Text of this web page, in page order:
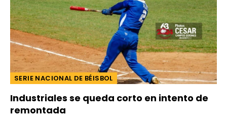
SERIE NACIONAL DE BÉISBOL
Industriales se queda corto en intento de
remontada